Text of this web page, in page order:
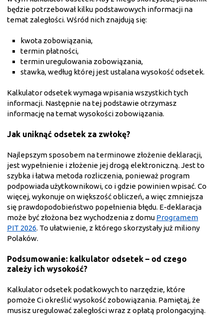
będzie potrzebował kilku podstawowych informacji na
temat zaległości. Wśród nich znajdują się:
kwota zobowiązania,
termin płatności,
termin uregulowania zobowiązania,
stawka, według której jest ustalana wysokość odsetek.
Kalkulator odsetek wymaga wpisania wszystkich tych
informacji. Następnie na tej podstawie otrzymasz
informację na temat wysokości zobowiązania.
Jak uniknąć odsetek za zwłokę?
Najlepszym sposobem na terminowe złożenie deklaracji,
jest wypełnienie i złożenie jej drogą elektroniczną. Jest to
szybka i łatwa metoda rozliczenia, ponieważ program
podpowiada użytkownikowi, co i gdzie powinien wpisać. Co
więcej, wykonuje on większość obliczeń, a więc zmniejsza
się prawdopodobieństwo popełnienia błędu. E-deklaracja
może być złożona bez wychodzenia z domu Programem
PIT 2026. To ułatwienie, z którego skorzystały już miliony
Polaków.
Podsumowanie: kalkulator odsetek – od czego
zależy ich wysokość?
Kalkulator odsetek podatkowych to narzędzie, które
pomoże Ci określić wysokość zobowiązania. Pamiętaj, że
musisz uregulować zaległości wraz z opłatą prolongacyjną.